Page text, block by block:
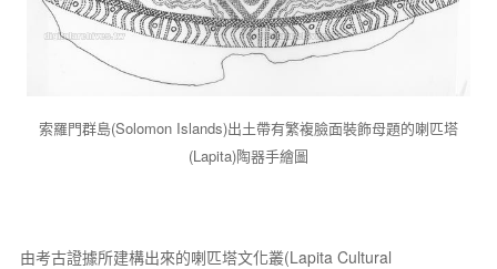
索羅門群島(Solomon Islands)出土帶有繁複臉面裝飾母題的喇匹塔
(Lapita)陶器手繪圖
由考古證據所建構出來的喇匹塔文化叢(Lapita Cultural